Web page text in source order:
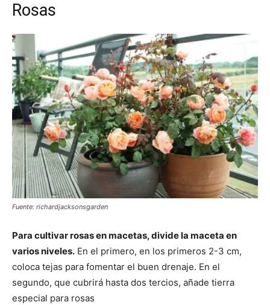
Rosas
Fuente: richardjacksonsgarden
Para cultivar rosas en macetas, divide la maceta en
varios niveles. En el primero, en los primeros 2-3 cm,
coloca tejas para fomentar el buen drenaje. En el
segundo, que cubrirá hasta dos tercios, añade tierra
especial para rosas